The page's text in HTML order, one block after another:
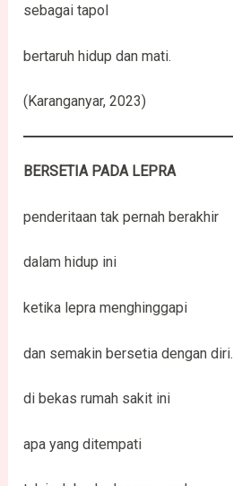
sebagai tapol
bertaruh hidup dan mati.
(Karanganyar, 2023)
BERSETIA PADA LEPRA
penderitaan tak pernah berakhir
dalam hidup ini
ketika lepra menghinggapi
dan semakin bersetia dengan diri.
di bekas rumah sakit ini
apa yang ditempati